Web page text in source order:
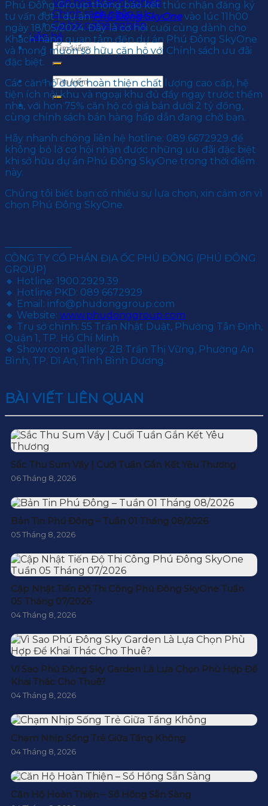
Chính sách nhân sự
Cơ hội nghề nghiệp
Liên hệ
Phú Đông Group thông báo kết thúc nhận đăng ký
tư vấn đợt 1 dự ánPhú Đông SkyOnevào lúc 11h00
ngày 18/05/2024. Đây là cơ hội cuối cùng dành cho
Khách hàng quan tâm đến dự án Phú Đông SkyOne
và mong muốn sở hữu căn hộ với Chính sách ưu đãi
đặc biệt.
Các căn hộ được hoàn thiện chất lượng cao cấp, hệ
tiện ích nội khu và ngoại khu đủ đầy ngay trước thềm
nhà, với hơn 75% căn hộ có giá bán dưới 2 tỷ đồng,
cùng chính sách bán hàng hấp dẫn đang chờ bạn.
Hãy nhanh chóng liên hệ hotline: 089 6672929 để
không bỏ lỡ cơ hội nhận được những ưu đãi đặc biệt
khi sở hữu dự án Phú Đông SkyOne trong thời điểm
này.
Chúng tôi biết bạn có nhiều sự lựa chọn, xin cảm ơn vì
chọn Phú Đông SkyOne.
———————
CÔNG TY CỔ PHẦN ĐỊA ỐC PHÚ ĐÔNG (PHÚ ĐÔNG
GROUP)
🔸 Hotline: 1900.2929.39
🔸 Hotline PKD: 089 6672929
🔸 Email: info@phudonggroup.com
🔸 Website: www.phudonggroup.com
🔸 Trụ sở chính: 55 Trần Nhật Duật, Phường Tân Định,
Quận 1, TP. Hồ Chí Minh
🔸 Showroom gallery: 2B Trần Thị Vững, Phường An
Bình, TP. Dĩ An, Tỉnh Bình Dương.
BÀI VIẾT LIÊN QUAN
Sắc Thu Sum Vầy | Cuối Tuần Gắn Kết Yêu Thương
06 Tháng 8, 2026
Bản Tin Phú Đông – Tuần 01 Tháng 08/2026
05 Tháng 8, 2026
Cập Nhật Tiến Độ Thi Công Phú Đông SkyOne Tuần
05 Tháng 07/2026
04 Tháng 8, 2026
Vì Sao Phú Đông Sky Garden Là Lựa Chọn Phù Hợp Để
Khai Thác Cho Thuê?
04 Tháng 8, 2026
Chạm Nhịp Sống Trẻ Giữa Tầng Không
04 Tháng 8, 2026
Căn Hộ Hoàn Thiện – Sổ Hồng Sẵn Sàng